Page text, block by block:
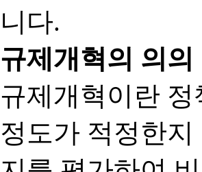
니다.
규제개혁의 의
규제개혁이란
정도가 적정한